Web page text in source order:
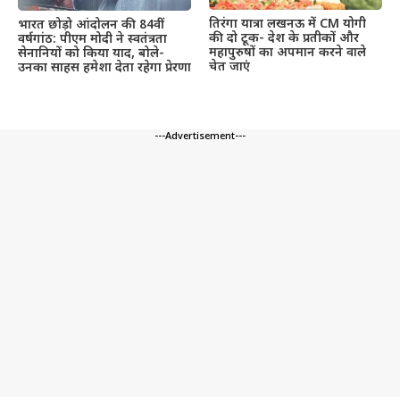
भारत छोड़ो आंदोलन की 84वीं
वर्षगांठ: पीएम मोदी ने स्वतंत्रता
सेनानियों को किया याद, बोले-
उनका साहस हमेशा देता रहेगा प्रेरणा
तिरंगा यात्रा लखनऊ में CM योगी
की दो टूक- देश के प्रतीकों और
महापुरुषों का अपमान करने वाले
चेत जाएं
---Advertisement---